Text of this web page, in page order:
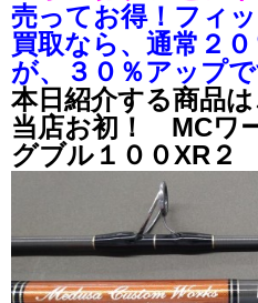
売ってお得！フィ
買取なら、通常２
が、３０％アップで
本日紹介する商品は
当店お初！ MCワ
グブル１００XR２